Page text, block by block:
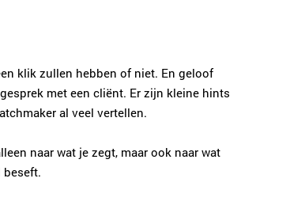
klik zullen hebben of niet. En geloof
met een cliënt. Er zijn kleine hints
al veel vertellen.
naar wat je zegt, maar ook naar wat
beseft.